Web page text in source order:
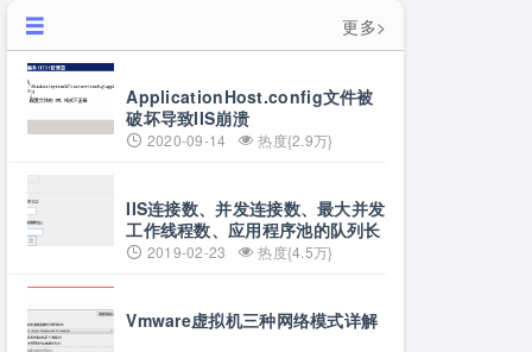
更多>
ApplicationHost.config文件被
破坏导致IIS崩溃
2020-09-14 热度{2.9万}
IIS连接数、并发连接数、最大并发
工作线程数、应用程序池的队列长
度、应用程序池的最大工作进程数
2019-02-23 热度{4.5万}
Vmware虚拟机三种网络模式详解